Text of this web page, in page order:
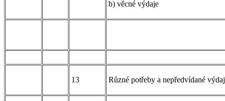
b) věcné výdaje
13 Různé potřeby a nepředvídané